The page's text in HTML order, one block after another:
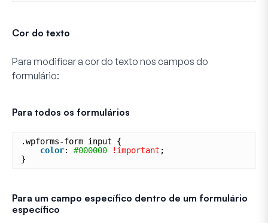
Cor do texto
Para modificar a cor do texto nos campos do
formulário:
Para todos os formulários
.wpforms-form input {
color: #000000 !important ;
}
Para um campo específico dentro de um formulário
específico